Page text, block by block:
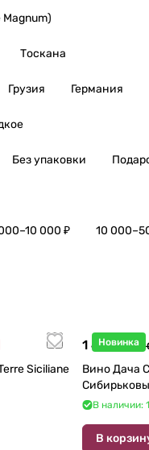
Magnum)
Тоскана
Грузия Германия
Без упаковки
000 ₽ 10
Siciliane
Новинка
1 440 ₽1
Вино Дача
В наличии: 1
В